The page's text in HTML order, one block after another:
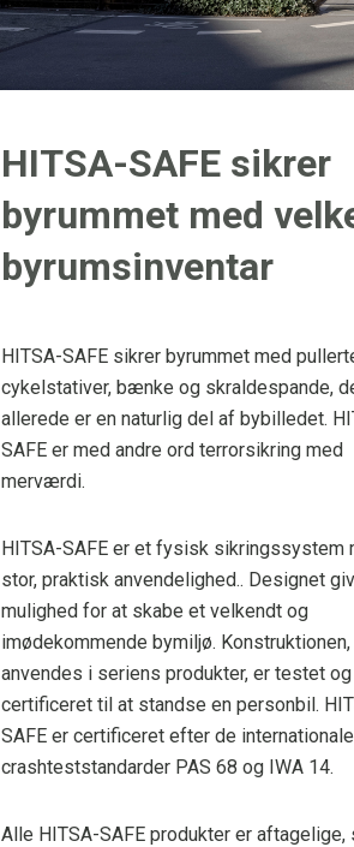
HITSA-SAFE sikrer
byrummet med
byrumsinventar
HITSA-SAFE sikrer byrummet med
cykelstativer, bænke og skraldespande,
allerede er en naturlig del af bybilledet.
SAFE er med andre ord terrorsikring med
merværdi.
HITSA-SAFE er et fysisk sikringssystem
stor, praktisk anvendelighed.. Designet
mulighed for at skabe et velkendt og
imødekommende bymiljø.
anvendes i seriens produkter, er testet og
certificeret til at standse en personbil.
SAFE er certificeret efter de internationale
crashteststandarder PAS 68 og IWA 14.
Alle HITSA-SAFE produkter er aftagelige,